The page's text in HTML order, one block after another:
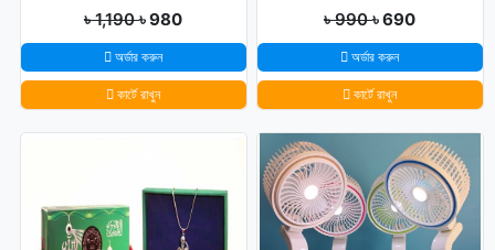
৳ 1,190৳ 980
অর্ডার করুন
কার্টে রাখুন
৳ 990৳ 690
অর্ডার করুন
কার্টে রাখুন